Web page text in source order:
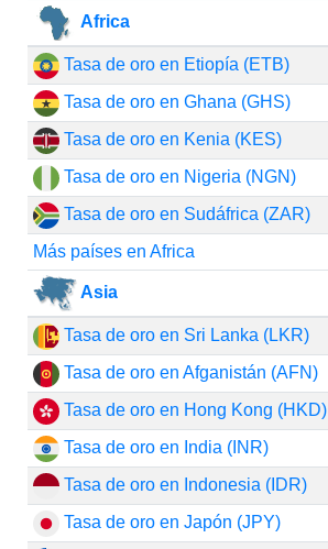
Africa
Tasa de oro en Etiopía (ETB)
Tasa de oro en Ghana (GHS)
Tasa de oro en Kenia (KES)
Tasa de oro en Nigeria (NGN)
Tasa de oro en Sudáfrica (ZAR)
Más países en Africa
Asia
Tasa de oro en Sri Lanka (LKR)
Tasa de oro en Afganistán (AFN)
Tasa de oro en Hong Kong (HKD)
Tasa de oro en India (INR)
Tasa de oro en Indonesia (IDR)
Tasa de oro en Japón (JPY)